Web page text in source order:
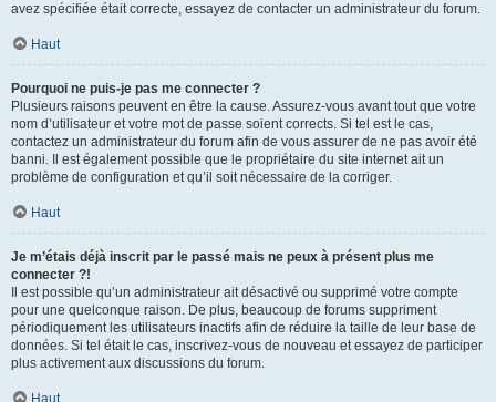
avez spécifiée était correcte, essayez de contacter un administrateur du forum.
Haut
Pourquoi ne puis-je pas me connecter ?
Plusieurs raisons peuvent en être la cause. Assurez-vous avant tout que votre
nom d’utilisateur et votre mot de passe soient corrects. Si tel est le cas,
contactez un administrateur du forum afin de vous assurer de ne pas avoir été
banni. Il est également possible que le propriétaire du site internet ait un
problème de configuration et qu’il soit nécessaire de la corriger.
Haut
Je m’étais déjà inscrit par le passé mais ne peux à présent plus me
connecter ?!
Il est possible qu’un administrateur ait désactivé ou supprimé votre compte
pour une quelconque raison. De plus, beaucoup de forums suppriment
périodiquement les utilisateurs inactifs afin de réduire la taille de leur base de
données. Si tel était le cas, inscrivez-vous de nouveau et essayez de participer
plus activement aux discussions du forum.
Haut